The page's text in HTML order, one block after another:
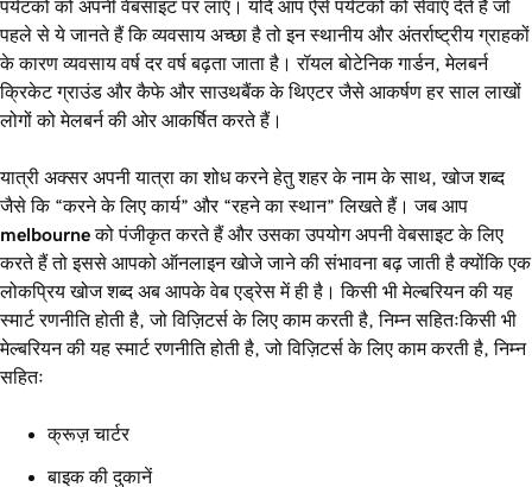
पर्यटकों को अपनी वेबसाइट पर लाऍं। यदि आप ऐसे पर्यटकों को सेवाऍं देते हैं जो
पहले से ये जानते हैं कि व्यवसाय अच्छा है तो इन स्थानीय और अंतर्राष्ट्रीय ग्राहकों
के कारण व्यवसाय वर्ष दर वर्ष बढ़ता जाता है। रॉयल बोटेनिक गार्डन, मेलबर्न
क्रिकेट ग्राउंड और कैफे और साउथबैंक के थिएटर जैसे आकर्षण हर साल लाखों
लोगों को मेलबर्न की ओर आकर्षित करते हैं।
यात्री अक्सर अपनी यात्रा का शोध करने हेतु शहर के नाम के साथ, खोज शब्द
जैसे कि “करने के लिए कार्य” और “रहने का स्थान” लिखते हैं। जब आप
melbourneको पंजीकृत करते हैं और उसका उपयोग अपनी वेबसाइट के लिए
करते हैं तो इससे आपको ऑनलाइन खोजे जाने की संभावना बढ़ जाती है क्योंकि एक
लोकप्रिय खोज शब्द अब आपके वेब एड्रेस में ही है। किसी भी मेल्बरियन की यह
स्मार्ट रणनीति होती है, जो विज़िटर्स के लिए काम करती है, निम्न सहितःकिसी भी
मेल्बरियन की यह स्मार्ट रणनीति होती है, जो विज़िटर्स के लिए काम करती है, निम्न
सहितः
क्रूज़ चार्टर
बाइक की दुकानें